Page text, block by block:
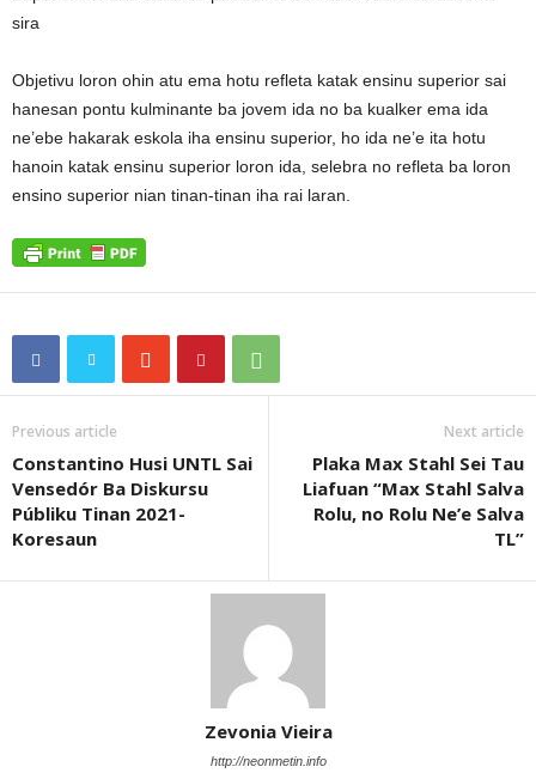
sira
Objetivu loron ohin atu ema hotu refleta katak ensinu superior sai
hanesan pontu kulminante ba jovem ida no ba kualker ema ida
ne’ebe hakarak eskola iha ensinu superior, ho ida ne’e ita hotu
hanoin katak ensinu superior loron ida, selebra no refleta ba loron
ensino superior nian tinan-tinan iha rai laran.
Previous article
Constantino Husi UNTL Sai
Vensedór Ba Diskursu
Públiku Tinan 2021-
Koresaun
Next article
Plaka Max Stahl Sei Tau
Liafuan “Max Stahl Salva
Rolu, no Rolu Ne’e Salva
TL”
Zevonia Vieira
http://neonmetin.info